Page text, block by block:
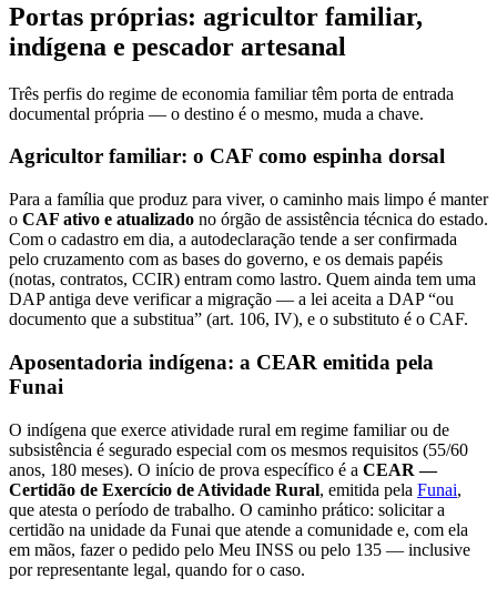
Portas próprias: agricultor familiar,
indígena e pescador artesanal
Três perfis do regime de economia familiar têm porta de entrada
documental própria — o destino é o mesmo, muda a chave.
Agricultor familiar: o CAF como espinha dorsal
Para a família que produz para viver, o caminho mais limpo é manter
o CAF ativo e atualizado no órgão de assistência técnica do estado.
Com o cadastro em dia, a autodeclaração tende a ser confirmada
pelo cruzamento com as bases do governo, e os demais papéis
(notas, contratos, CCIR) entram como lastro. Quem ainda tem uma
DAP antiga deve verificar a migração — a lei aceita a DAP “ou
documento que a substitua” (art. 106, IV), e o substituto é o CAF.
Aposentadoria indígena: a CEAR emitida pela
Funai
O indígena que exerce atividade rural em regime familiar ou de
subsistência é segurado especial com os mesmos requisitos (55/60
anos, 180 meses). O início de prova específico é a CEAR —
Certidão de Exercício de Atividade Rural, emitida pela Funai,
que atesta o período de trabalho. O caminho prático: solicitar a
certidão na unidade da Funai que atende a comunidade e, com ela
em mãos, fazer o pedido pelo Meu INSS ou pelo 135 — inclusive
por representante legal, quando for o caso.